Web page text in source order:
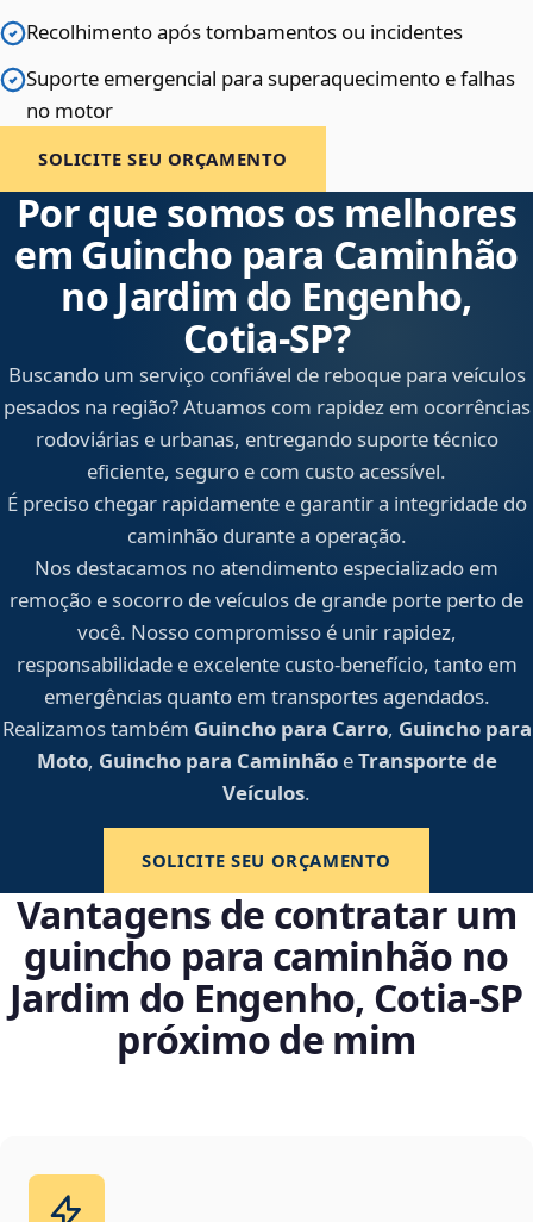
Recolhimento após tombamentos ou incidentes
Suporte emergencial para superaquecimento e falhas
no motor
SOLICITE SEU ORÇAMENTO
Por que somos os melhores
em Guincho para Caminhão
no Jardim do Engenho,
Cotia‑SP?
Buscando um serviço confiável de reboque para veículos
pesados na região? Atuamos com rapidez em ocorrências
rodoviárias e urbanas, entregando suporte técnico
eficiente, seguro e com custo acessível.
É preciso chegar rapidamente e garantir a integridade do
caminhão durante a operação.
Nos destacamos no atendimento especializado em
remoção e socorro de veículos de grande porte perto de
você. Nosso compromisso é unir rapidez,
responsabilidade e excelente custo-benefício, tanto em
emergências quanto em transportes agendados.
Realizamos também Guincho para Carro, Guincho para
Moto, Guincho para CaminhãoeTransporte de
Veículos.
SOLICITE SEU ORÇAMENTO
Vantagens de contratar um
guincho para caminhão no
Jardim do Engenho, Cotia‑SP
próximo de mim